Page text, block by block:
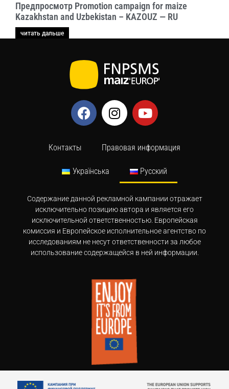
Предпросмотр Promotion campaign for maize
Kazakhstan and Uzbekistan – KAZOUZ — RU
читать дальше
Контакты Правовая информация
Українська Русский
Содержание данной рекламной кампании отражает
исключительно позицию автора и является его
исключительной ответственностью. Европейская
комиссия и Европейское исполнительное агентство по
исследованиям не несут ответственности за любое
использование содержащейся в ней информации.